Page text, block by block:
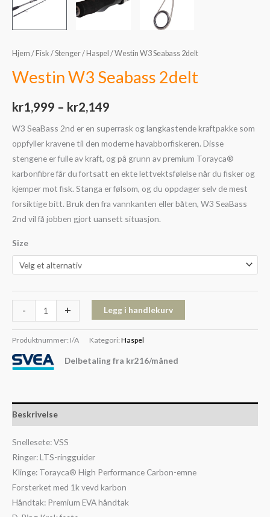
Hjem / Fisk /Stenger/ Haspel / Westin W3 Seabass 2delt
Westin W3 Seabass 2delt
kr1,999 – kr2,149
W3 SeaBass 2nd er en superrask og langkastende kraftpakke som
oppfyller kravene til den moderne havabborfiskeren. Disse
stengene er fulle av kraft, og på grunn av premium Torayca®
karbonfibre får du fortsatt en ekte lettvektsfølelse når du fisker og
kjemper mot fisk. Stanga er følsom, og du oppdager selv de mest
forsiktige bitt. Bruk den fra vannkanten eller båten, W3 SeaBass
2nd vil få jobben gjort uansett situasjon.
Size
- + Legg i handlekurv
Produktnummer: I/A Kategori: Haspel
Delbetaling fra kr216/måned
Beskrivelse
Snellesete: VSS
Ringer: LTS-ringguider
Klinge: Torayca® High Performance Carbon-emne
Forsterket med 1k vevd karbon
Håndtak: Premium EVA håndtak